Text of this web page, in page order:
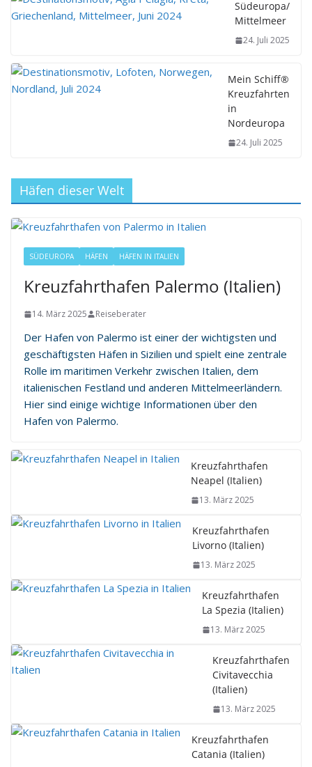
Südeuropa/
Mittelmeer
24. Juli 2025
Mein Schiff®
Kreuzfahrten
in
Nordeuropa
24. Juli 2025
Häfen dieser Welt
SÜDEUROPA HÄFEN HÄFEN IN ITALIEN
Kreuzfahrthafen Palermo (Italien)
14. März 2025 Reiseberater
Der Hafen von Palermo ist einer der wichtigsten und
geschäftigsten Häfen in Sizilien und spielt eine zentrale
Rolle im maritimen Verkehr zwischen Italien, dem
italienischen Festland und anderen Mittelmeerländern.
Hier sind einige wichtige Informationen über den
Hafen von Palermo.
Kreuzfahrthafen
Neapel (Italien)
13. März 2025
Kreuzfahrthafen
Livorno (Italien)
13. März 2025
Kreuzfahrthafen
La Spezia (Italien)
13. März 2025
Kreuzfahrthafen
Civitavecchia
(Italien)
13. März 2025
Kreuzfahrthafen
Catania (Italien)